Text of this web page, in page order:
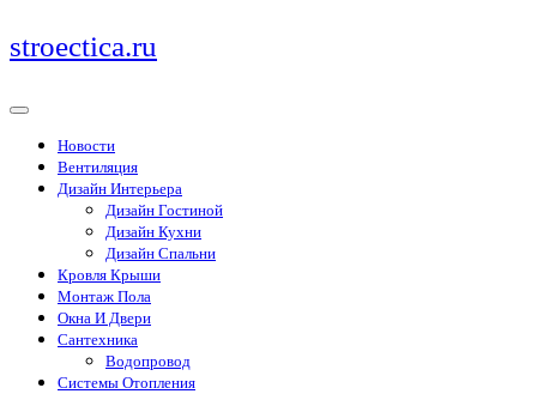
Перейти
к
stroectica.ru
Новости
Вентиляция
Дизайн Интерьера
Дизайн Гостиной
Дизайн Кухни
Дизайн Спальни
Кровля Крыши
Монтаж Пола
Окна И Двери
Сантехника
Водопровод
Системы Отопления